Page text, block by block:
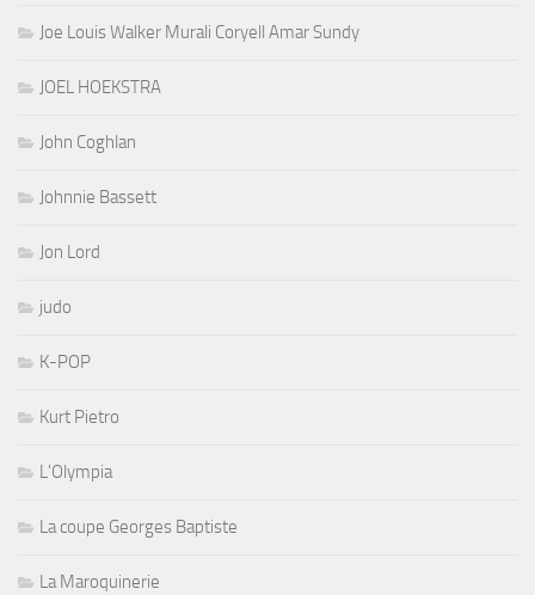
Joe Louis Walker Murali Coryell Amar Sundy
JOEL HOEKSTRA
John Coghlan
Johnnie Bassett
Jon Lord
judo
K-POP
Kurt Pietro
L'Olympia
La coupe Georges Baptiste
La Maroquinerie